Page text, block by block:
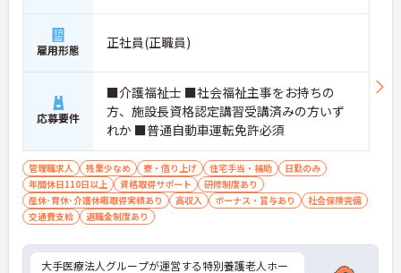
雇用形態 正社員(正職員)
応募要件
■介護福祉士 ■社会福祉主事をお持ちの
方、施設長資格認定講習受講済みの方いず
れか ■普通自動車運転免許必須
管理職求人 残業少なめ 寮・借り上げ 住宅手当・補助
日勤のみ
年間休日110日以上
資格取得サポート
研修制度あり
産休･育休･介護休暇取得実績あり
高収入 ボーナス・賞与あり
社会保険完備
交通費支給
退職金制度あり
大手医療法人グループが運営する特別養護老人ホー